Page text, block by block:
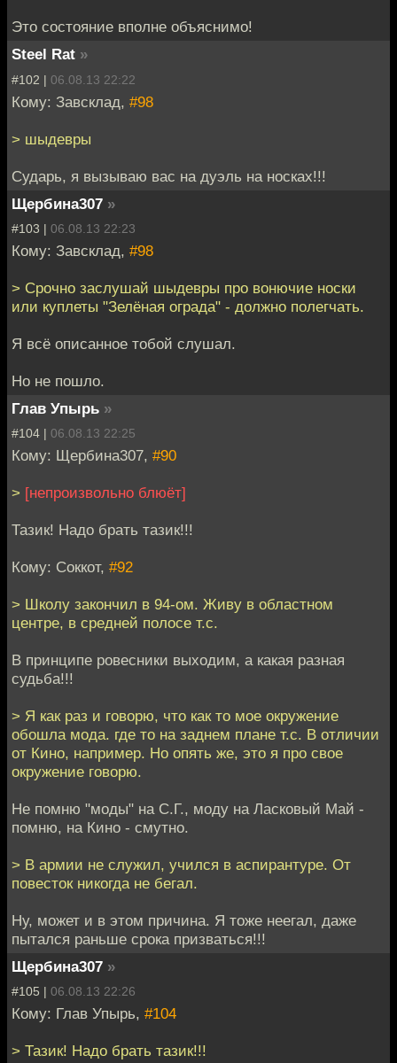
Это состояние вполне объяснимо!
Steel Rat »
#102 | 06.08.13 22:22
Кому: Завсклад, #98
> шыдевры
Сударь, я вызываю вас на дуэль на носках!!!
Щербина307 »
#103 | 06.08.13 22:23
Кому: Завсклад, #98
> Срочно заслушай шыдевры про вонючие носки
или куплеты "Зелёная ограда" - должно полегчать.
Я всё описанное тобой слушал.
Но не пошло.
Глав Упырь »
#104 | 06.08.13 22:25
Кому: Щербина307, #90
> [непроизвольно блюёт]
Тазик! Надо брать тазик!!!
Кому: Соккот, #92
> Школу закончил в 94-ом. Живу в областном
центре, в средней полосе т.с.
В принципе ровесники выходим, а какая разная
судьба!!!
> Я как раз и говорю, что как то мое окружение
обошла мода. где то на заднем плане т.с. В отличии
от Кино, например. Но опять же, это я про свое
окружение говорю.
Не помню "моды" на С.Г., моду на Ласковый Май -
помню, на Кино - смутно.
> В армии не служил, учился в аспирантуре. От
повесток никогда не бегал.
Ну, может и в этом причина. Я тоже неегал, даже
пытался раньше срока призваться!!!
Щербина307 »
#105 | 06.08.13 22:26
Кому: Глав Упырь, #104
> Тазик! Надо брать тазик!!!